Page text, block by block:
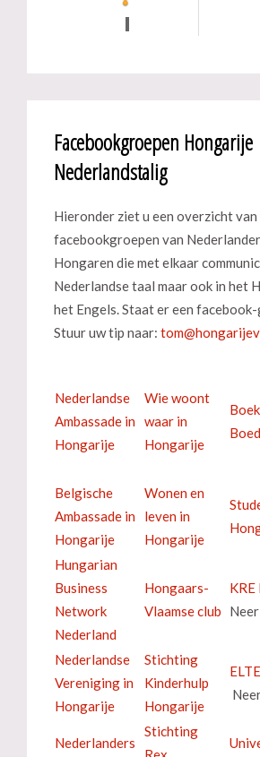
Facebookgroepen Hongarije
Nederlandstalig
Hieronder ziet u een overzicht
facebookgroepen van
Hongaren die met elkaar
Nederlandse taal maar ook in het
het Engels. Staat er een
Stuur uw tip naar:
Nederlandse
Ambassade in
Hongarije
Wie woont
waar in
Hongarije
Belgische
Ambassade in
Hongarije
Wonen en
leven in
Hongarije
Hungarian
Business
Network
Nederland
Hongaars-
Vlaamse club
Nederlandse
Vereniging in
Hongarije
Stichting
Kinderhulp
Hongarije
Nederlanders
Stichting